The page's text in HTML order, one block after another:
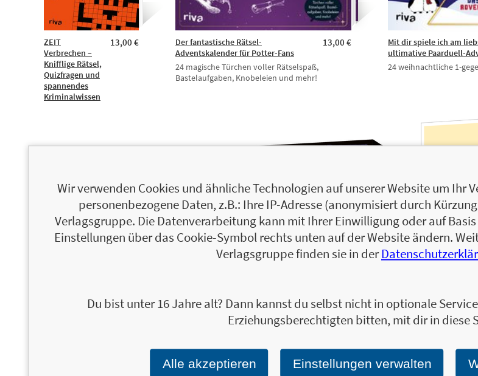
13,00 €
ZEIT
Verbrechen –
Knifflige Rätsel,
Quizfragen und
spannendes
Kriminalwissen
13,00 €
Der fantastische Rätsel-
Adventskalender für Potter-Fans
24 magische Türchen voller Rätselspaß,
Bastelaufgaben, Knobeleien und mehr!
Mit dir spiele ich am
ultimative Paarduell-
24 weihnachtliche 1-
15,00 €
Flucht vor der KI
Das spannende Escape-Room-Spiel
Was ich an dir
Fragespiel für
Wir verwenden Cookies und ähnliche Technologien auf unserer Website um Ihr
personenbezogene Daten, z.B.: Ihre IP-Adresse (anonymisiert durch
Verlagsgruppe. Die Datenverarbeitung kann mit Ihrer Einwilligung oder auf
Einstellungen über das Cookie-Symbol rechts unten auf der Website ändern.
Verlagsgruppe finden sie in der
Du bist unter 16 Jahre alt? Dann kannst du selbst nicht in optionale
Erziehungsberechtigten bitten, mit dir in diese
Alle akzeptieren Einstellungen verwalten